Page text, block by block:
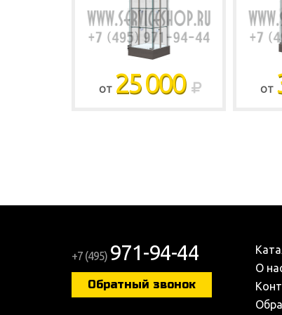
ОТ 25 000 ОТ
+7 (495) 971-94-44
Обратный звонок
О